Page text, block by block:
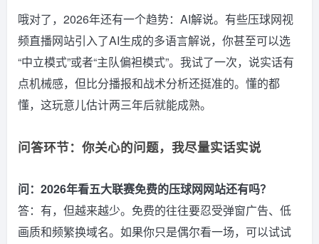
哦对了，2026年还有一个趋势：AI解说。有些压球网视
频直播网站引入了AI生成的多语言解说，你甚至可以选
“中立模式”或者“主队偏袒模式”。我试了一次，说实话有
点机械感，但比分播报和战术分析还挺准的。懂的都
懂，这玩意儿估计两三年后就能成熟。
问答环节：你关心的问题，我尽量实话实说
问：2026年看五大联赛免费的压球网网站还有吗？
答：有，但越来越少。免费的往往要忍受弹窗广告、低
画质和频繁换域名。如果你只是偶尔看一场，可以试试